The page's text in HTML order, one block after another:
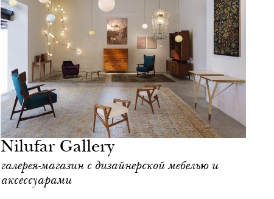
Nilufar Gallery
галерея-магазин с дизайнерской мебелью и
аксессуарами